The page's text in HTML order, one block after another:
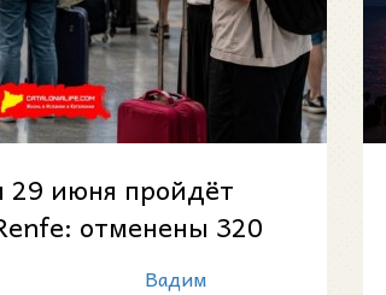
29 июня пройдёт
отменены 320
сократят
Вадим